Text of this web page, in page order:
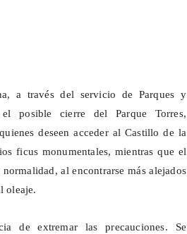
a través del servicio de Parques y
el posible cierre del Parque Torres,
deseen acceder al Castillo de la
ficus monumentales, mientras que el
al encontrarse más alejados
oleaje.
de extremar las precauciones. Se